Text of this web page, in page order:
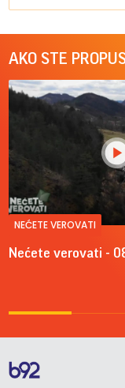
AKO STE
NEĆETE VEROVATI
Nećete verovati -